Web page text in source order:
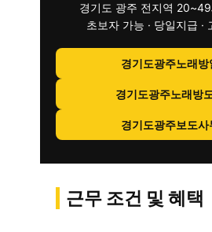
경기도 광주 전지역
초보자 가능 · 당일지급 ·
경기도광주노래방
경기도광주노래방
경기도광주보도사
근무 조건 및 혜택